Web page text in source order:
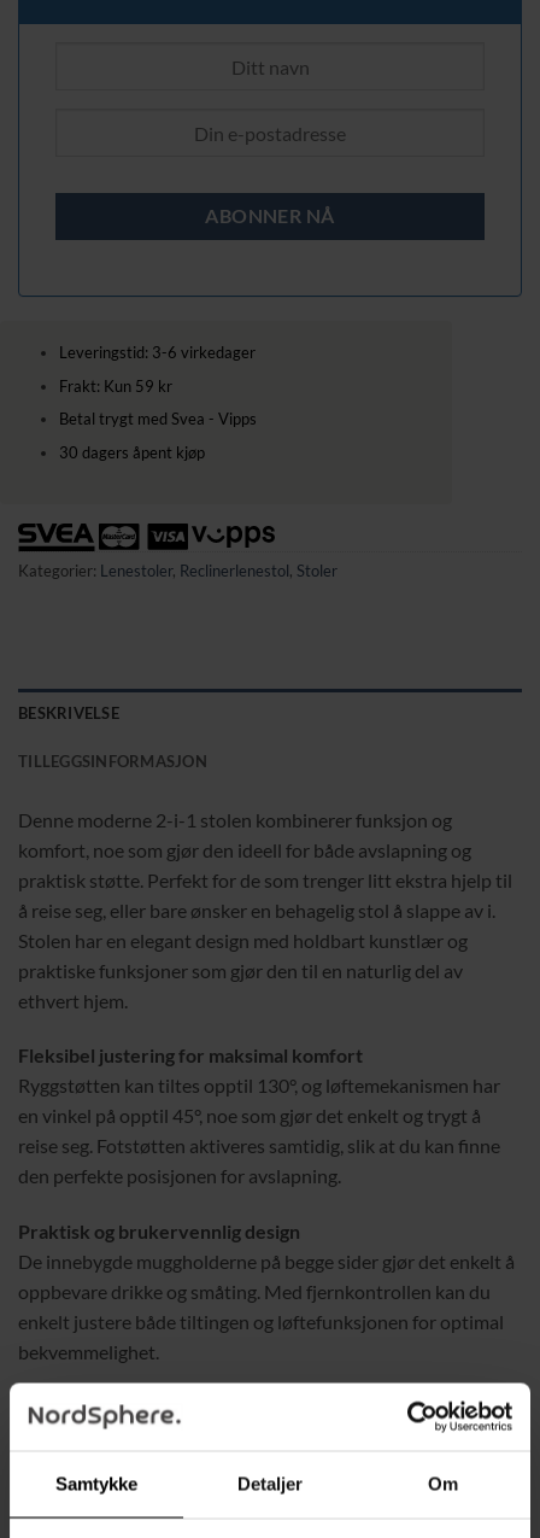
Samtykke Detaljer Om
Leveringstid: 3-6 virkedager
Frakt: Kun 59 kr
Betal trygt med Svea - Vipps
30 dagers åpent kjøp
Kategorier: Lenestoler, Reclinerlenestol, Stoler
BESKRIVELSE
TILLEGGSINFORMASJON
Denne moderne 2-i-1 stolen kombinerer funksjon og
komfort, noe som gjør den ideell for både avslapning og
praktisk støtte. Perfekt for de som trenger litt ekstra hjelp til
å reise seg, eller bare ønsker en behagelig stol å slappe av i.
Stolen har en elegant design med holdbart kunstlær og
praktiske funksjoner som gjør den til en naturlig del av
ethvert hjem.
Fleksibel justering for maksimal komfort
Ryggstøtten kan tiltes opptil 130°, og løftemekanismen har
en vinkel på opptil 45°, noe som gjør det enkelt og trygt å
reise seg. Fotstøtten aktiveres samtidig, slik at du kan finne
den perfekte posisjonen for avslapning.
Praktisk og brukervennlig design
De innebygde muggholderne på begge sider gjør det enkelt å
oppbevare drikke og småting. Med fjernkontrollen kan du
enkelt justere både tiltingen og løftefunksjonen for optimal
bekvemmelighet.
Komfortabel og slitesterk
Stolen har tykke puter i sete, ryggstøtte, armlener og
kunstlæret er lett å rengjøre og gir stolen et moderne, stilrent